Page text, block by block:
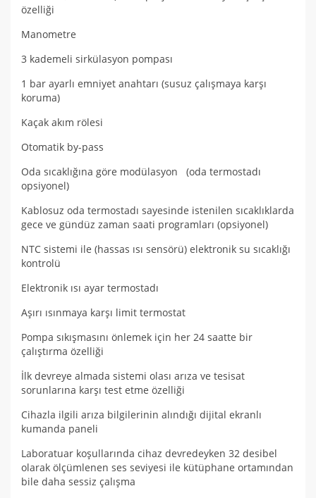
özelliği
Manometre
3 kademeli sirkülasyon pompası
1 bar ayarlı emniyet anahtarı (susuz çalışmaya karşı
koruma)
Kaçak akım rölesi
Otomatik by-pass
Oda sıcaklığına göre modülasyon (oda termostadı
opsiyonel)
Kablosuz oda termostadı sayesinde istenilen sıcaklıklarda
gece ve gündüz zaman saati programları (opsiyonel)
NTC sistemi ile (hassas ısı sensörü) elektronik su sıcaklığı
kontrolü
Elektronik ısı ayar termostadı
Aşırı ısınmaya karşı limit termostat
Pompa sıkışmasını önlemek için her 24 saatte bir
çalıştırma özelliği
İlk devreye almada sistemi olası arıza ve tesisat
sorunlarına karşı test etme özelliği
Cihazla ilgili arıza bilgilerinin alındığı dijital ekranlı
kumanda paneli
Laboratuar koşullarında cihaz devredeyken 32 desibel
olarak ölçümlenen ses seviyesi ile kütüphane ortamından
bile daha sessiz çalışma